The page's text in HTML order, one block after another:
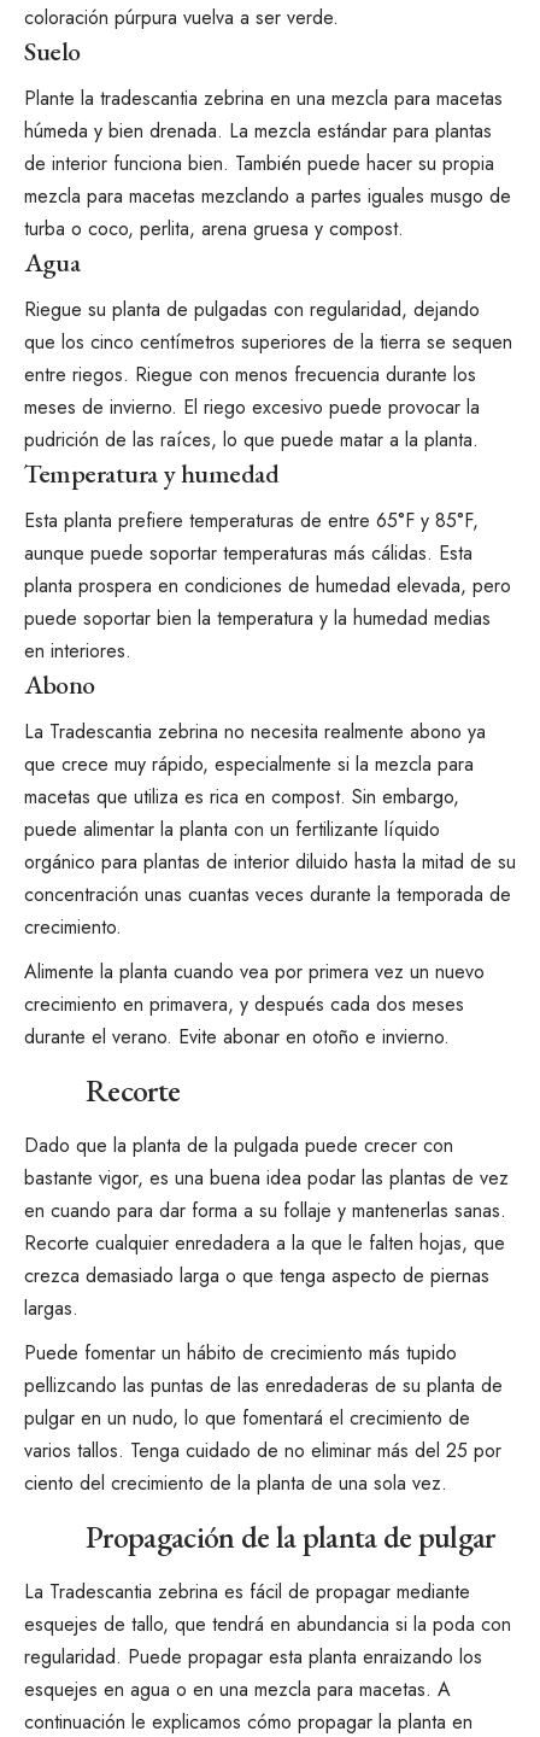
coloración púrpura vuelva a ser verde.
Suelo
Plante la tradescantia zebrina en una mezcla para macetas
húmeda y bien drenada. La mezcla estándar para plantas
de interior funciona bien. También puede hacer su propia
mezcla para macetas mezclando a partes iguales musgo de
turba o coco, perlita, arena gruesa y compost.
Agua
Riegue su planta de pulgadas con regularidad, dejando
que los cinco centímetros superiores de la tierra se sequen
entre riegos. Riegue con menos frecuencia durante los
meses de invierno. El riego excesivo puede provocar la
pudrición de las raíces, lo que puede matar a la planta.
Temperatura y humedad
Esta planta prefiere temperaturas de entre 65°F y 85°F,
aunque puede soportar temperaturas más cálidas. Esta
planta prospera en condiciones de humedad elevada, pero
puede soportar bien la temperatura y la humedad medias
en interiores.
Abono
La Tradescantia zebrina no necesita realmente abono ya
que crece muy rápido, especialmente si la mezcla para
macetas que utiliza es rica en compost. Sin embargo,
puede alimentar la planta con un fertilizante líquido
orgánico para plantas de interior diluido hasta la mitad de su
concentración unas cuantas veces durante la temporada de
crecimiento.
Alimente la planta cuando vea por primera vez un nuevo
crecimiento en primavera, y después cada dos meses
durante el verano. Evite abonar en otoño e invierno.
Recorte
Dado que la planta de la pulgada puede crecer con
bastante vigor, es una buena idea podar las plantas de vez
en cuando para dar forma a su follaje y mantenerlas sanas.
Recorte cualquier enredadera a la que le falten hojas, que
crezca demasiado larga o que tenga aspecto de piernas
largas.
Puede fomentar un hábito de crecimiento más tupido
pellizcando las puntas de las enredaderas de su planta de
pulgar en un nudo, lo que fomentará el crecimiento de
varios tallos. Tenga cuidado de no eliminar más del 25 por
ciento del crecimiento de la planta de una sola vez.
Propagación de la planta de pulgar
La Tradescantia zebrina es fácil de propagar mediante
esquejes de tallo, que tendrá en abundancia si la poda con
regularidad. Puede propagar esta planta enraizando los
esquejes en agua o en una mezcla para macetas. A
continuación le explicamos cómo propagar la planta en